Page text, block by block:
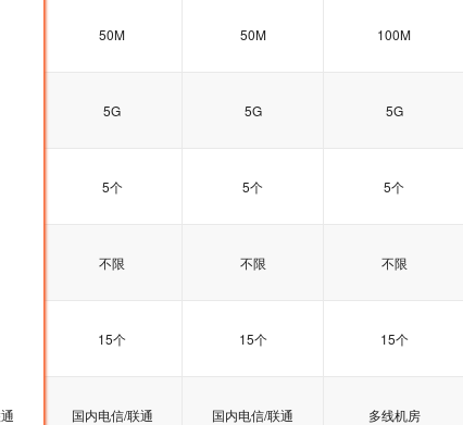
50M 50M 100M
5G 5G 5G
5个 5个 5个
不限 不限 不限
15个 15个 15个
国内电信/联通 国内电信/联通 多线机房